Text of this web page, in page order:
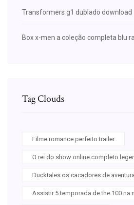
Transformers g1 dublado download
Box x-men a coleção completa blu
Tag Clouds
Filme romance perfeito trailer
O rei do show online completo
Ducktales os cacadores de
Assistir 5 temporada de the 100 na